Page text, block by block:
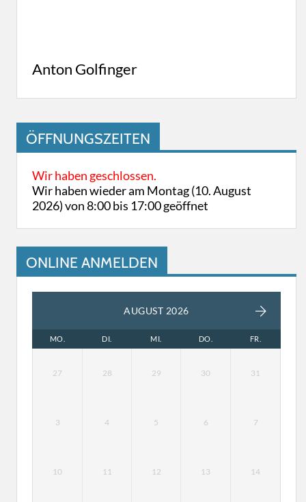
Anton Golfinger
ÖFFNUNGSZEITEN
Wir haben geschlossen.
Wir haben wieder am Montag (10. August
2026) von 8:00 bis 17:00 geöffnet
ONLINE ANMELDEN
AUGUST 2026
MO. DI. MI. DO. FR.
27 28 29 30 31
3 4 5 6 7
10 11 12 13 14